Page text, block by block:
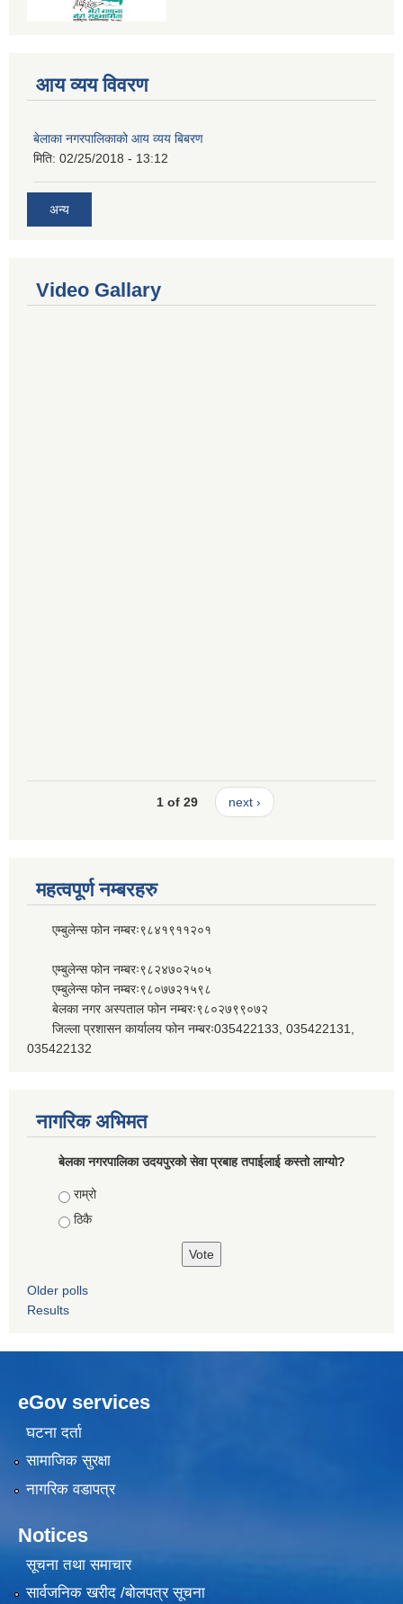
आय व्यय विवरण
बेलाका नगरपालिकाको आय व्यय बिबरण
मिति: 02/25/2018 - 13:12
अन्य
Video Gallary
1 of 29 next ›
महत्वपूर्ण नम्बरहरु
एम्बुलेन्स फोन नम्बरः९८४१९११२०१
एम्बुलेन्स फोन नम्बरः९८२४७०२५०५
एम्बुलेन्स फोन नम्बरः९८०७७२१५९८
बेलका नगर अस्पताल फोन नम्बरः९८०२७९९०७२
जिल्ला प्रशासन कार्यालय फोन नम्बरः035422133, 035422131,
035422132
नागरिक अभिमत
बेलका नगरपालिका उदयपुरको सेवा प्रबाह तपाईलाई कस्तो लाग्यो?
Choices
राम्रो
ठिकै
Older polls
Results
eGov services
घटना दर्ता
सामाजिक सुरक्षा
नागरिक वडापत्र
Notices
सूचना तथा समाचार
सार्वजनिक खरीद /बोलपत्र सूचना